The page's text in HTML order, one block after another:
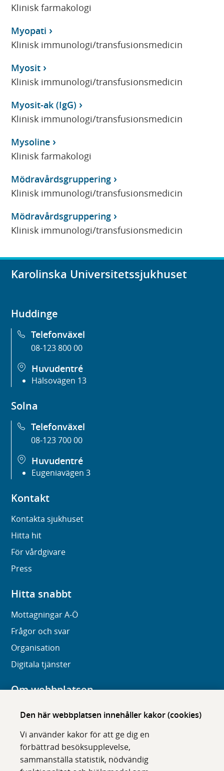
Den här webbplatsen innehåller kakor (cookies)
Vi använder kakor för att ge dig en
förbättrad besöksupplevelse,
sammanställa statistik, nödvändig
Klinisk farmakologi
Myopati
Klinisk immunologi/transfusionsmedicin
Myosit
Klinisk immunologi/transfusionsmedicin
Myosit-ak (IgG)
Klinisk immunologi/transfusionsmedicin
Mysoline
Klinisk farmakologi
Mödravårdsgruppering
Klinisk immunologi/transfusionsmedicin
Mödravårdsgruppering
Klinisk immunologi/transfusionsmedicin
Karolinska Universitetssjukhuset
Huddinge
Telefonväxel
08-123 800 00
Huvudentré
Hälsovägen 13
Solna
Telefonväxel
08-123 700 00
Huvudentré
Eugeniavägen 3
Kontakt
Kontakta sjukhuset
Hitta hit
För vårdgivare
Press
Hitta snabbt
Mottagningar A-Ö
Frågor och svar
Organisation
Digitala tjänster
Om webbplatsen
Om karolinska.se
Tillgänglighet
Om cookies